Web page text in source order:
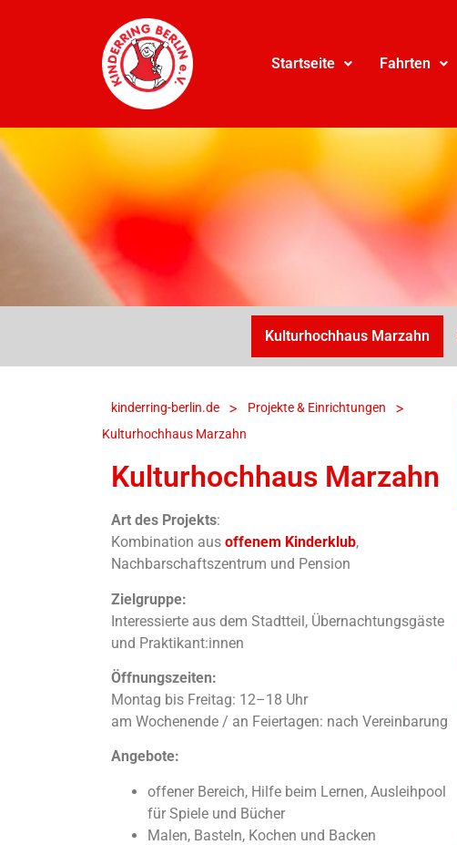
Startseite Fahrten
Kulturhochhaus Marzahn
kinderring-berlin.de > Projekte & Einrichtungen >
Kulturhochhaus Marzahn
Kulturhochhaus Marzahn
Art des Projekts:
Kombination aus offenem Kinderklub,
Nachbarschaftszentrum und Pension
Zielgruppe:
Interessierte aus dem Stadtteil, Übernachtungsgäste
und Praktikant:innen
Öffnungszeiten:
Montag bis Freitag: 12–18 Uhr
am Wochenende / an Feiertagen: nach Vereinbarung
Angebote:
offener Bereich, Hilfe beim Lernen, Ausleihpool
für Spiele und Bücher
Malen, Basteln, Kochen und Backen